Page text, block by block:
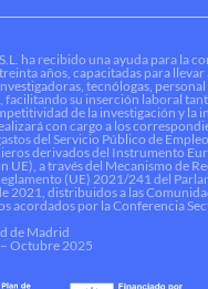
ha recibido una ayuda para la
años, capacitadas para
tecnólogas,
facilitando su inserción laboral
de la investigación y la
con cargo a los
del Servicio Público de Empleo
derivados del Instrumento
UE), a través del Mecanismo de
(UE) 2021/241 del
2021, distribuidos a las
acordados por la Conferencia
de Madrid
Octubre 2025